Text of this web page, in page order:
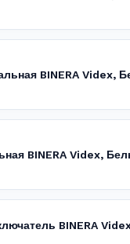
BINERA Videx,
BINERA Videx,
BINERA